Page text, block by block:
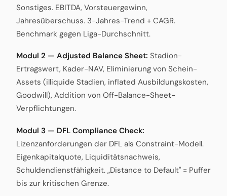
Sonstiges. EBITDA, Vorsteuergewinn,
Jahresüberschuss. 3-Jahres-Trend + CAGR.
Benchmark gegen Liga-Durchschnitt.
Modul 2 — Adjusted Balance Sheet: Stadion-
Ertragswert, Kader-NAV, Eliminierung von Schein-
Assets (illiquide Stadien, inflated Ausbildungskosten,
Goodwill), Addition von Off-Balance-Sheet-
Verpflichtungen.
Modul 3 — DFL Compliance Check:
Lizenzanforderungen der DFL als Constraint-Modell.
Eigenkapitalquote, Liquiditätsnachweis,
Schuldendienstfähigkeit. „Distance to Default" = Puffer
bis zur kritischen Grenze.